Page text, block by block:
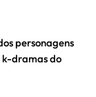
personagens
k-dramas do